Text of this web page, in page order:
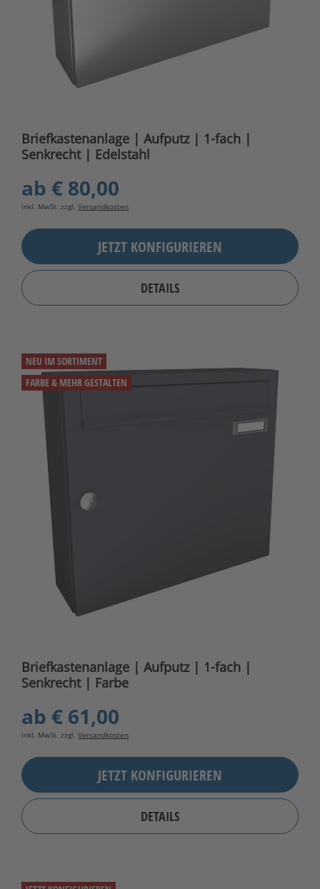
Briefkastenanlage | Aufputz | 1-fach |
Senkrecht | Edelstahl
ab € 80,00
inkl. MwSt. zzgl. Versandkosten
JETZT KONFIGURIEREN
DETAILS
NEU IM SORTIMENT
FARBE & MEHR GESTALTEN
Briefkastenanlage | Aufputz | 1-fach |
Senkrecht | Farbe
ab € 61,00
inkl. MwSt. zzgl. Versandkosten
JETZT KONFIGURIEREN
DETAILS